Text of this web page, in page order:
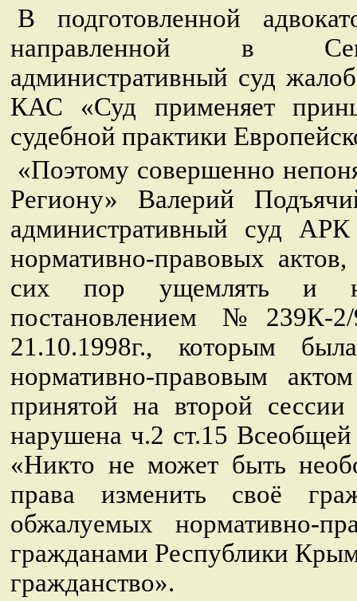
В подготовленной
направленной в
административный суд
КАС «Суд применяет
судебной практики
«Поэтому совершенно
Региону» Валерий
административный суд
нормативно-правовых
сих пор ущемлять и
постановлением №239К-
21.10.1998г., которым
нормативно-правовым
принятой на второй
нарушена ч.2 ст.15 Всеобщей
«Никто не может быть
права изменить своё
обжалуемых нормативно-
гражданами Республики
гражданство».